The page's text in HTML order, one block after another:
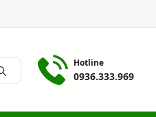
Hotline
0936.333.969